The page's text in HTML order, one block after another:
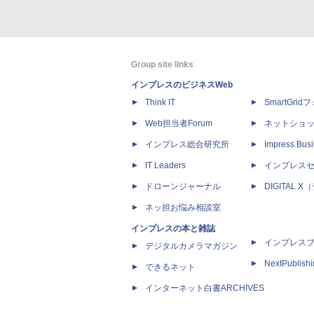
Group site links
インプレスのビジネスWeb
Think IT
Web担当者Forum
インプレス総合研究所
IT Leaders
ドローンジャーナル
ネッ担お悩み相談室
インプレスの本と雑誌
デジタルカメラマガジン
できるネット
インターネット白書ARCHIVES
SmartGridフ
ネットショ
Impress
インプレス
DIGITAL X（
インプレス